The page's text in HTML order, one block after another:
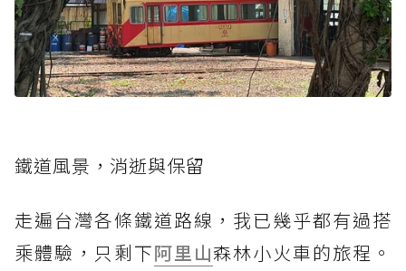
鐵道風景，消逝與保留
走遍台灣各條鐵道路線，我已幾乎都有過搭
乘體驗，只剩下阿里山森林小火車的旅程。